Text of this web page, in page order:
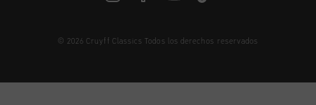
ES | € EUR
© 2026 Cruyff Classics Todos los derechos reservados